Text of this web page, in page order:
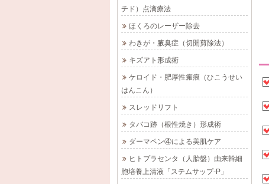
チド）点滴療法
ほくろのレーザー除去
わきが・腋臭症（切開剪除法）
キズアト形成術
ケロイド・肥厚性瘢痕（ひこうせい
はんこん）
スレッドリフト
タバコ跡（根性焼き）形成術
ダーマペン④による美肌ケア
ヒトプラセンタ（人胎盤）由来幹細
胞培養上清液「ステムサップ-P」